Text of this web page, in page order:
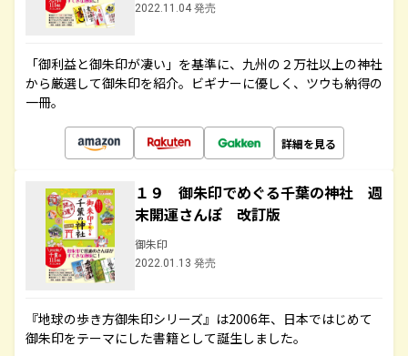
2022.11.04 発売
「御利益と御朱印が凄い」を基準に、九州の２万社以上の神社
から厳選して御朱印を紹介。ビギナーに優しく、ツウも納得の
一冊。
詳細を見る
１９ 御朱印でめぐる千葉の神社 週
末開運さんぽ 改訂版
御朱印
2022.01.13 発売
『地球の歩き方御朱印シリーズ』は2006年、日本ではじめて
御朱印をテーマにした書籍として誕生しました。